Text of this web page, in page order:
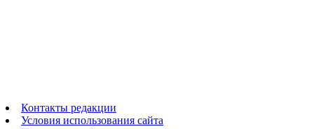
Контакты редакции
Условия использования сайта